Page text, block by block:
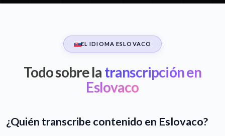
EL IDIOMA ESLOVACO
Todo sobre la transcripción en
Eslovaco
¿Quién transcribe contenido en Eslovaco?